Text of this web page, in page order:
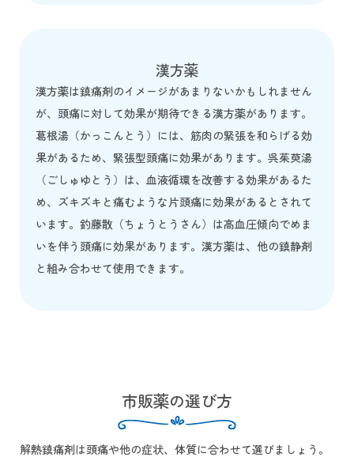
漢方薬
漢方薬は鎮痛剤のイメージがあまりないかもしれません
が、頭痛に対して効果が期待できる漢方薬があります。
葛根湯（かっこんとう）には、筋肉の緊張を和らげる効
果があるため、緊張型頭痛に効果があります。呉茱萸湯
（ごしゅゆとう）は、血液循環を改善する効果があるた
め、ズキズキと痛むような片頭痛に効果があるとされて
います。釣藤散（ちょうとうさん）は高血圧傾向でめま
いを伴う頭痛に効果があります。漢方薬は、他の鎮静剤
と組み合わせて使用できます。
市販薬の選び方
解熱鎮痛剤は頭痛や他の症状、体質に合わせて選びましょう。